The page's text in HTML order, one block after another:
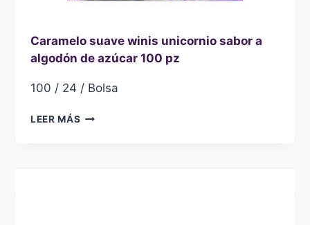
Caramelo suave winis unicornio sabor a
algodón de azúcar 100 pz
100 / 24 / Bolsa
LEER MÁS CARAMELO